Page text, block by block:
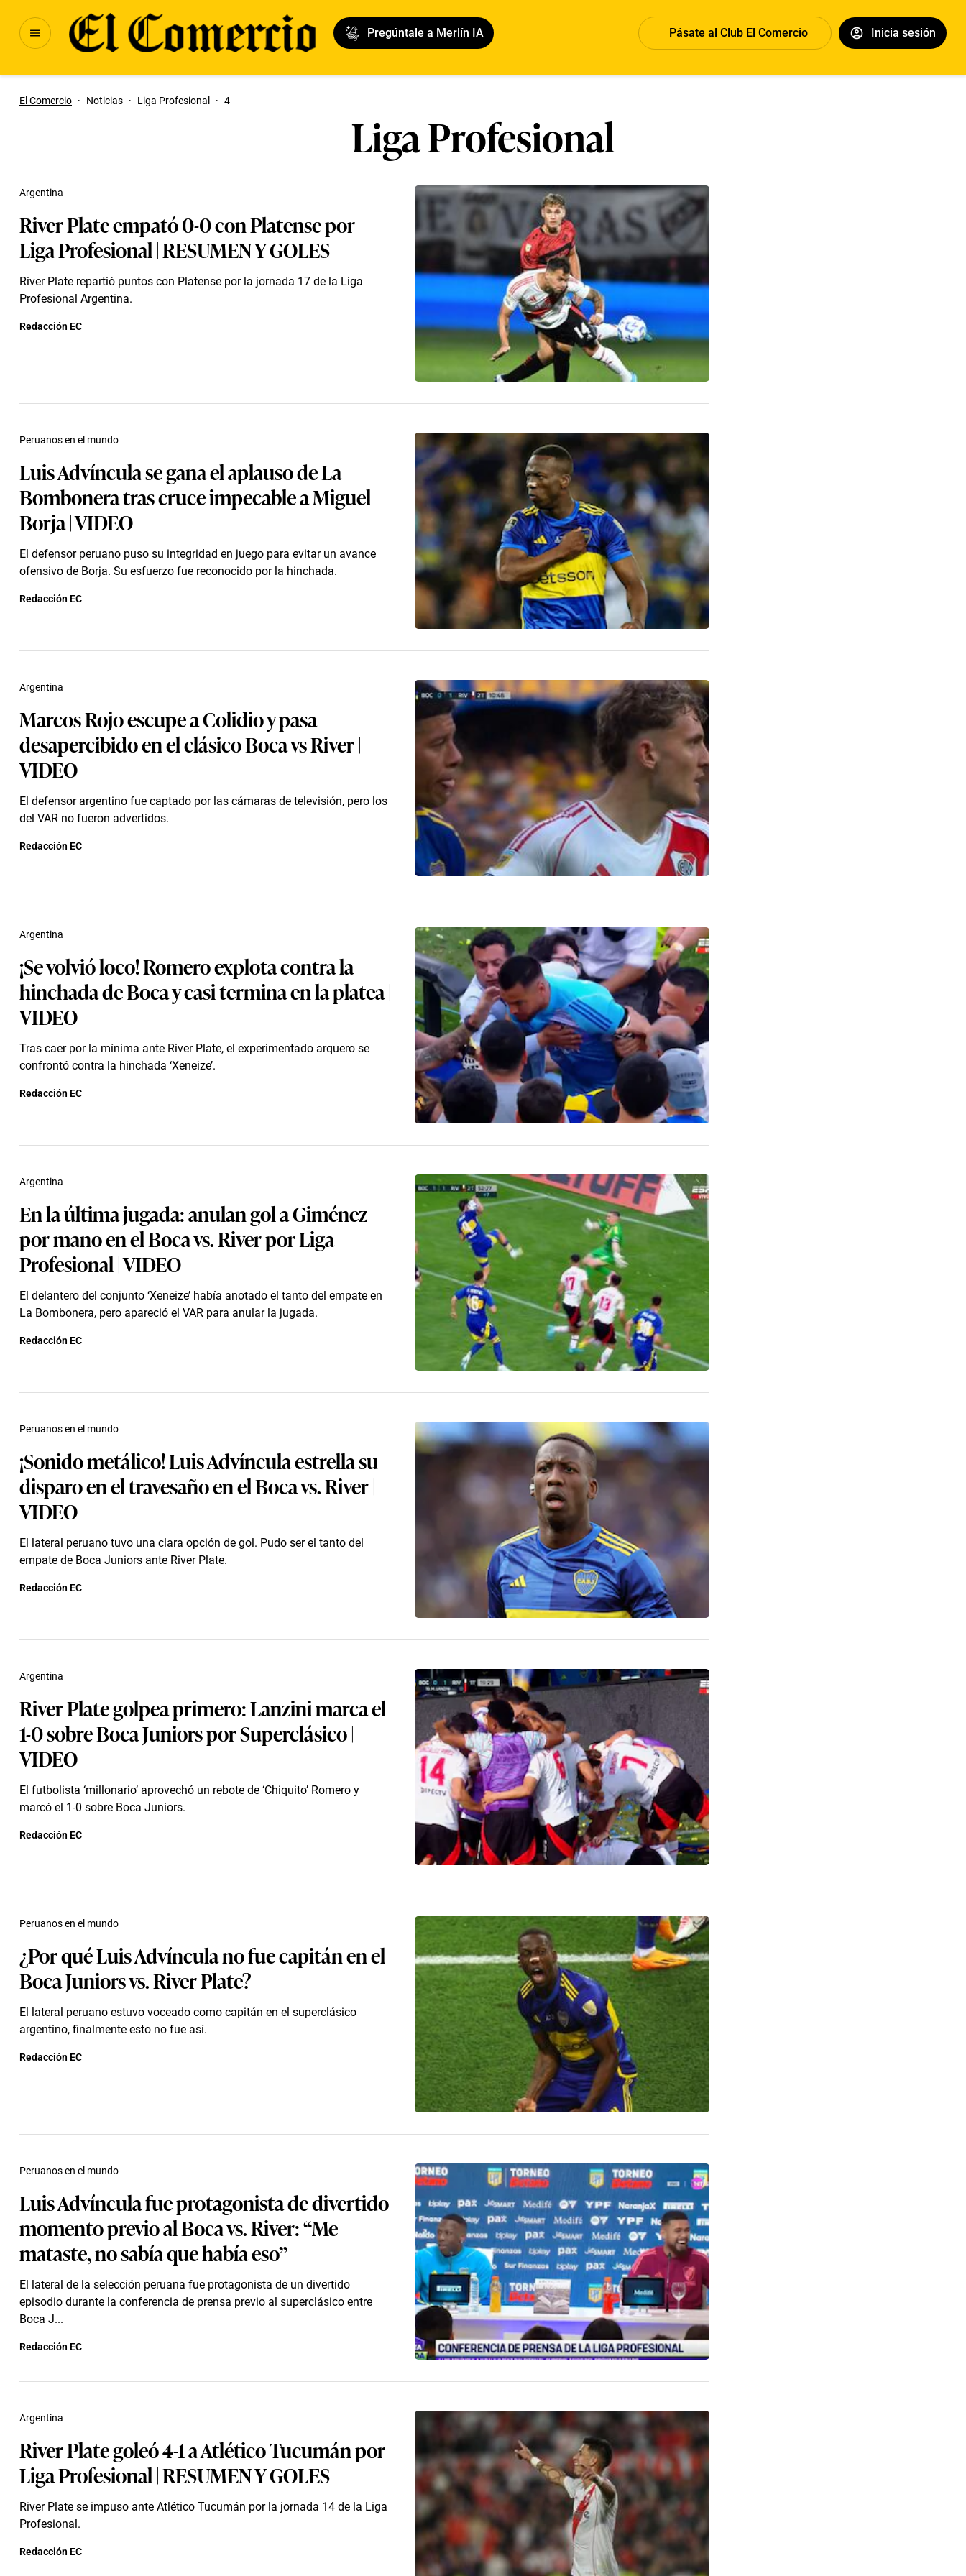
Pregúntale a Merlín IA Pásate al Club El Comercio Inicia sesión
El Comercio · Noticias · Liga Profesional · 4
Liga Profesional
River Plate empató 0-0 con Platense por
Liga Profesional | RESUMEN Y GOLES
River Plate repartió puntos con Platense por la jornada 17 de la Liga
Profesional Argentina.
Argentina
Redacción EC
Luis Advíncula se gana el aplauso de La
Bombonera tras cruce impecable a Miguel
Borja | VIDEO
El defensor peruano puso su integridad en juego para evitar un avance
ofensivo de Borja. Su esfuerzo fue reconocido por la hinchada.
Peruanos en el mundo
Redacción EC
Marcos Rojo escupe a Colidio y pasa
desapercibido en el clásico Boca vs River |
VIDEO
El defensor argentino fue captado por las cámaras de televisión, pero los
del VAR no fueron advertidos.
Argentina
Redacción EC
¡Se volvió loco! Romero explota contra la
hinchada de Boca y casi termina en la platea |
VIDEO
Tras caer por la mínima ante River Plate, el experimentado arquero se
confrontó contra la hinchada ‘Xeneize’.
Argentina
Redacción EC
En la última jugada: anulan gol a Giménez
por mano en el Boca vs. River por Liga
Profesional | VIDEO
El delantero del conjunto ‘Xeneize’ había anotado el tanto del empate en
La Bombonera, pero apareció el VAR para anular la jugada.
Argentina
Redacción EC
¡Sonido metálico! Luis Advíncula estrella su
disparo en el travesaño en el Boca vs. River |
VIDEO
El lateral peruano tuvo una clara opción de gol. Pudo ser el tanto del
empate de Boca Juniors ante River Plate.
Peruanos en el mundo
Redacción EC
River Plate golpea primero: Lanzini marca el
1-0 sobre Boca Juniors por Superclásico |
VIDEO
El futbolista ‘millonario’ aprovechó un rebote de ‘Chiquito’ Romero y
marcó el 1-0 sobre Boca Juniors.
Argentina
Redacción EC
¿Por qué Luis Advíncula no fue capitán en el
Boca Juniors vs. River Plate?
El lateral peruano estuvo voceado como capitán en el superclásico
argentino, finalmente esto no fue así.
Peruanos en el mundo
Redacción EC
Luis Advíncula fue protagonista de divertido
momento previo al Boca vs. River: “Me
mataste, no sabía que había eso”
El lateral de la selección peruana fue protagonista de un divertido
episodio durante la conferencia de prensa previo al superclásico entre
Boca J...
Peruanos en el mundo
Redacción EC
River Plate goleó 4-1 a Atlético Tucumán por
Liga Profesional | RESUMEN Y GOLES
River Plate se impuso ante Atlético Tucumán por la jornada 14 de la Liga
Profesional.
Argentina
Redacción EC